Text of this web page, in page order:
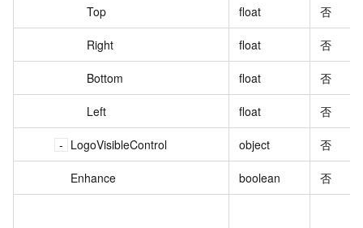
Top float 否
Right float 否
Bottom float 否
Left float 否
LogoVisibleControl object 否
Enhance boolean 否